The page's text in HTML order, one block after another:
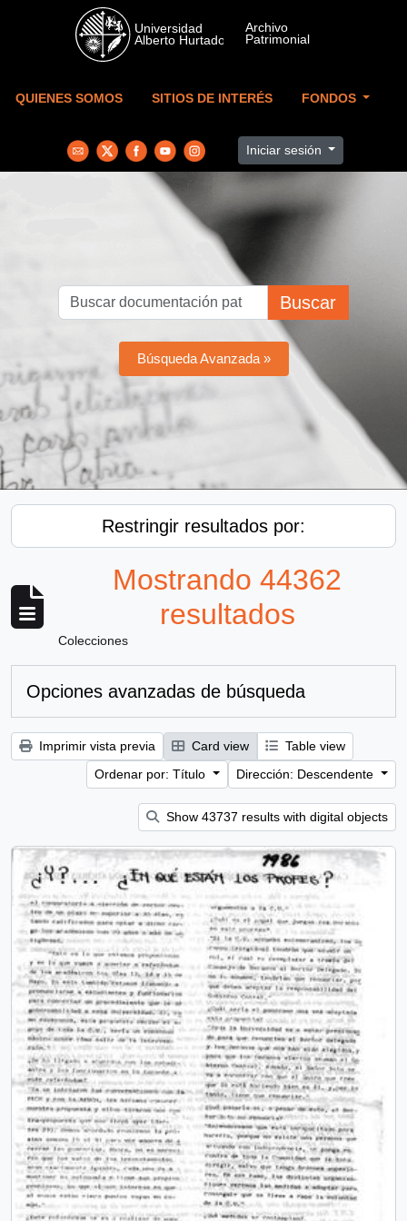
Skip to main content
QUIENES SOMOS SITIOS DE INTERÉS FONDOS
Iniciar sesión
Buscar
Búsqueda Avanzada »
Restringir resultados por:
Mostrando 44362
resultados
Colecciones
Opciones avanzadas de búsqueda
Imprimir vista previa Card view
Table view
Ordenar por: Título
Dirección: Descendente
Show 43737 results with digital objects